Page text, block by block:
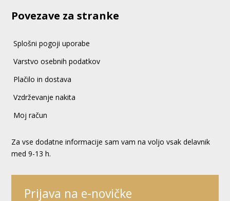
Povezave za stranke
Splošni pogoji uporabe
Varstvo osebnih podatkov
Plačilo in dostava
Vzdrževanje nakita
Moj račun
Za vse dodatne informacije sam vam na voljo vsak delavnik
med 9-13 h.
Prijava na e-novičke